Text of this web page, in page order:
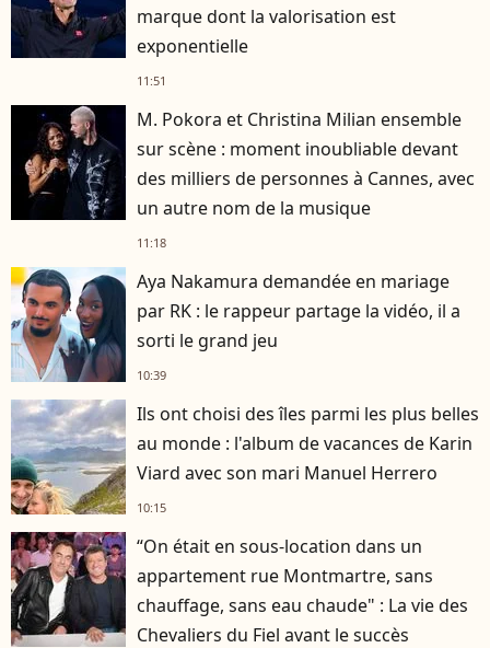
marque dont la valorisation est
exponentielle
11:51
M. Pokora et Christina Milian ensemble
sur scène : moment inoubliable devant
des milliers de personnes à Cannes, avec
un autre nom de la musique
11:18
Aya Nakamura demandée en mariage
par RK : le rappeur partage la vidéo, il a
sorti le grand jeu
10:39
Ils ont choisi des îles parmi les plus belles
au monde : l'album de vacances de Karin
Viard avec son mari Manuel Herrero
10:15
“On était en sous-location dans un
appartement rue Montmartre, sans
chauffage, sans eau chaude" : La vie des
Chevaliers du Fiel avant le succès